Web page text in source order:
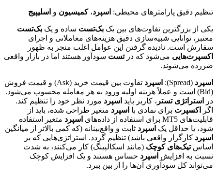
تنظیم دقیق پارامترهای محیطی: اسپرد،کمیسیون و اسلیپیج
یکی از بزرگترین تفاوت‌های بین یک بک‌تست ساده و یک بک‌تست
معتبر، توانایی شبیه‌سازی دقیق هزینه‌های معاملاتی و اجرای
سفارش است. نادیده گرفتن این عوامل اغلب منجر به ظهور
اکسپرت‌هایی می‌شود که درتست سودآور هستند اما در بازار واقعی
ضررده می‌شوند.
اسپرد (Spread): اسپرد
تفاوت بین قیمت خرید (Ask) و قیمت فروش
(Bid) است و عملاً هزینه اولیه ورود به هر معامله محسوب می‌شود.
در
استراتژی تستر ، کاربر باید اسپرد مورد نظر خود را تنظیم کند.
اگر
اکسپرت برای نمادی با اسپرد متغیر طراحی شده، باید از
قابلیت‌های MT5 برای استفاده از داده‌های
اسپرد متغیر استفاده
شود، یا حداقل یک اسپرد ثابت و واقع‌بینانه (که کمی بالاتر از میانگین
اسپرد کارگزار واقعی باشد) تنظیم گردد. استراتژی‌هایی که بر
اساستیک‌های کوچک (مانند اسکالپینگ) کار می‌کنند، به شدت
نسبت به افزایش اسپرد حساس هستند و یک افزایش کوچک
می‌تواند کل سودآوری آن‌ها را از بین ببرد.